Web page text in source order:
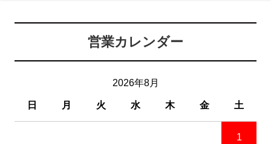
営業カレンダー
2026年8月
日 月 火 水 木 金 土
1